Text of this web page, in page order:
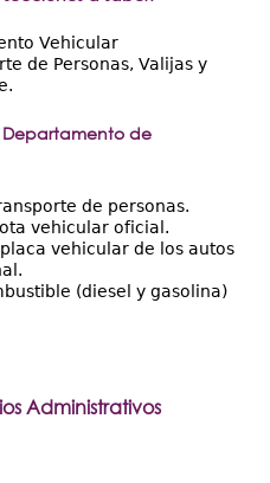
Vehicular
de Personas, Valijas y
Departamento de
de personas.
vehicular oficial.
vehicular de los autos
(diesel y gasolina)
Administrativos